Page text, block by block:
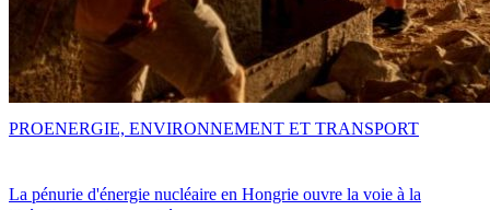
La pénurie d'énergie nucléaire en Hongrie ouvre la voie à la
PROENERGIE, ENVIRONNEMENT ET TRANSPORT